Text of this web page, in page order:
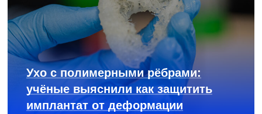
Ухо с полимерными рёбрами:
учёные выяснили как защитить
имплантат от деформации